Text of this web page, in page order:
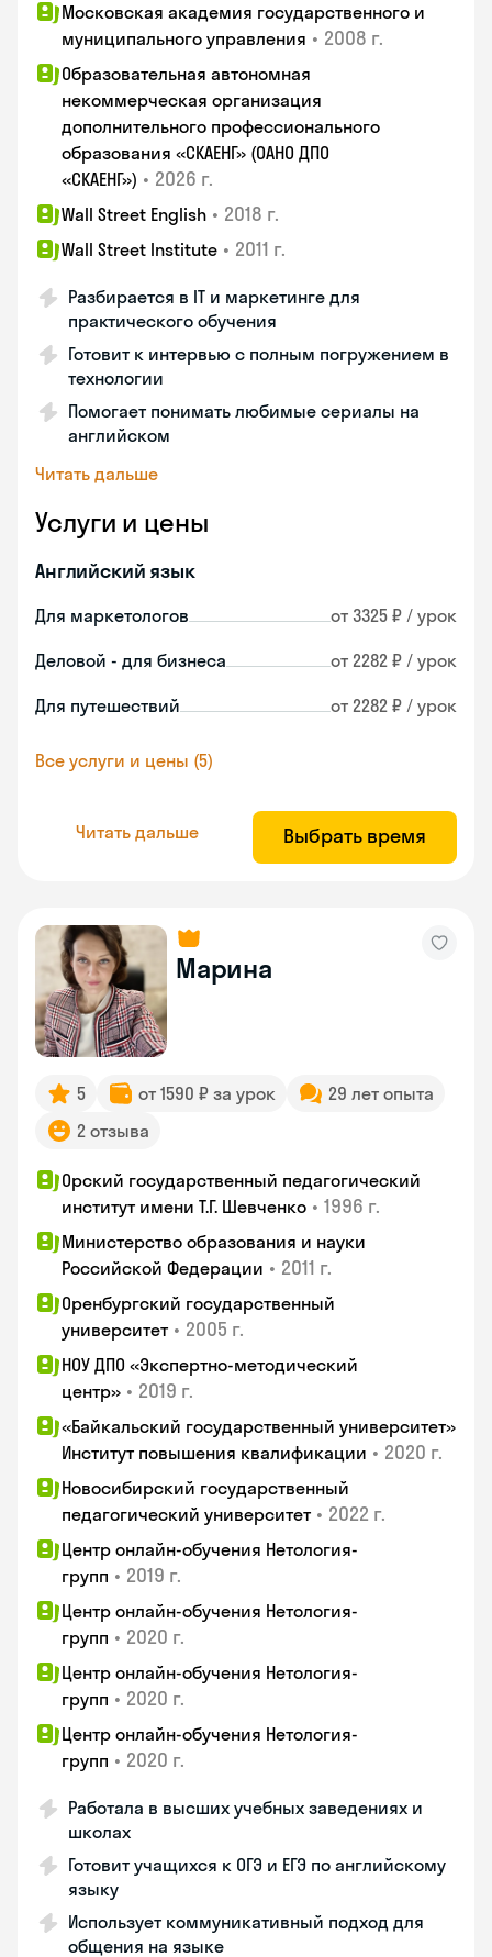
Московская академия государственного и
муниципального управления • 2008 г.
Образовательная автономная
некоммерческая организация
дополнительного профессионального
образования «СКАЕНГ» (ОАНО ДПО
«СКАЕНГ») • 2026 г.
Wall Street English • 2018 г.
Wall Street Institute • 2011 г.
Разбирается в IT и маркетинге для
практического обучения
Готовит к интервью с полным погружением в
технологии
Помогает понимать любимые сериалы на
английском
Читать дальше
Услуги и цены
Английский язык
Для маркетологов от 3325 ₽ / урок
Деловой - для бизнеса от 2282 ₽ / урок
Для путешествий от 2282 ₽ / урок
Все услуги и цены (5)
Читать дальше Выбрать время
Марина
5 от 1590 ₽ за урок
29 лет опыта
2 отзыва
Орский государственный педагогический
институт имени Т.Г. Шевченко • 1996 г.
Министерство образования и науки
Российской Федерации • 2011 г.
Оренбургский государственный
университет • 2005 г.
НОУ ДПО «Экспертно-методический
центр» • 2019 г.
«Байкальский государственный университет»
Институт повышения квалификации • 2020 г.
Новосибирский государственный
педагогический университет • 2022 г.
Центр онлайн-обучения Нетология-
групп • 2019 г.
Центр онлайн-обучения Нетология-
групп • 2020 г.
Центр онлайн-обучения Нетология-
групп • 2020 г.
Центр онлайн-обучения Нетология-
групп • 2020 г.
Работала в высших учебных заведениях и
школах
Готовит учащихся к ОГЭ и ЕГЭ по английскому
языку
Использует коммуникативный подход для
общения на языке